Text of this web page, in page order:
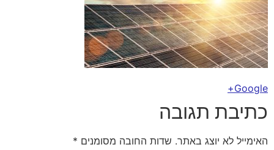
Google+
כתיבת תגובה
האימייל לא יוצג באתר. שדות החובה מסומנים *